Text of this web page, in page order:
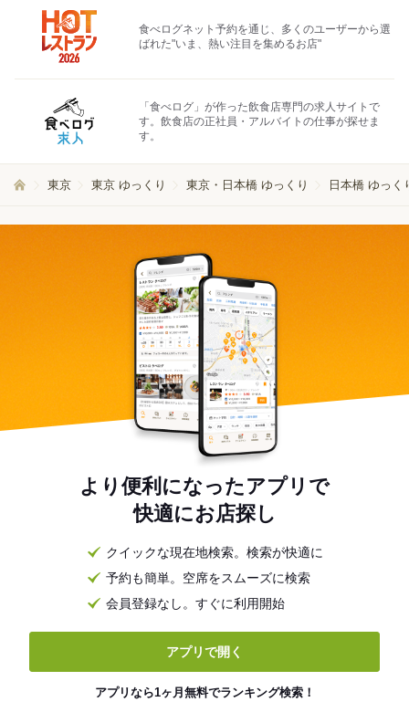
食べログネット予約を通じ、多くのユーザーから選
ばれた"いま、熱い注目を集めるお店"
「食べログ」が作った飲食店専門の求人サイトで
す。飲食店の正社員・アルバイトの仕事が探せま
す。
東京 東京 ゆっくり 東京・日本橋 ゆっくり 日本橋 ゆっく
より便利になったアプリで
快適にお店探し
クイックな現在地検索。検索が快適に
予約も簡単。空席をスムーズに検索
会員登録なし。すぐに利用開始
アプリで開く
アプリなら1ヶ月無料でランキング検索！